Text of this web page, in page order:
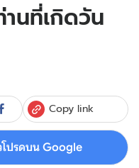
นที่เกิดวัน
Copy link
โปรดบน Google